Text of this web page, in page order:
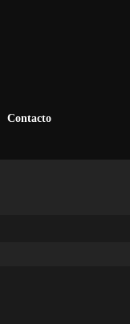
Contacto